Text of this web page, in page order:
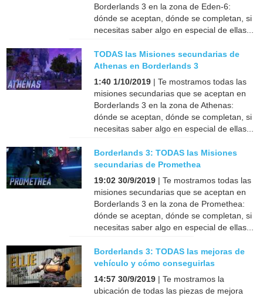
Borderlands 3 en la zona de Eden-6:
dónde se aceptan, dónde se completan, si
necesitas saber algo en especial de ellas...
TODAS las Misiones secundarias de
Athenas en Borderlands 3
1:40 1/10/2019 | Te mostramos todas las
misiones secundarias que se aceptan en
Borderlands 3 en la zona de Athenas:
dónde se aceptan, dónde se completan, si
necesitas saber algo en especial de ellas...
Borderlands 3: TODAS las Misiones
secundarias de Promethea
19:02 30/9/2019 | Te mostramos todas las
misiones secundarias que se aceptan en
Borderlands 3 en la zona de Promethea:
dónde se aceptan, dónde se completan, si
necesitas saber algo en especial de ellas...
Borderlands 3: TODAS las mejoras de
vehículo y cómo conseguirlas
14:57 30/9/2019 | Te mostramos la
ubicación de todas las piezas de mejora